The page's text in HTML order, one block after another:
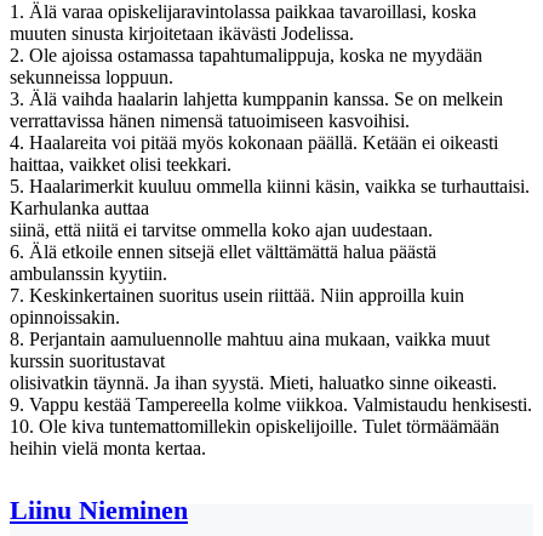
1. Älä varaa opiskelijaravintolassa paikkaa tavaroillasi, koska
muuten sinusta kirjoitetaan ikävästi Jodelissa.
2. Ole ajoissa ostamassa tapahtumalippuja, koska ne myydään
sekunneissa loppuun.
3. Älä vaihda haalarin lahjetta kumppanin kanssa. Se on melkein
verrattavissa hänen nimensä tatuoimiseen kasvoihisi.
4. Haalareita voi pitää myös kokonaan päällä. Ketään ei oikeasti
haittaa, vaikket olisi teekkari.
5. Haalarimerkit kuuluu ommella kiinni käsin, vaikka se turhauttaisi.
Karhulanka auttaa
siinä, että niitä ei tarvitse ommella koko ajan uudestaan.
6. Älä etkoile ennen sitsejä ellet välttämättä halua päästä
ambulanssin kyytiin.
7. Keskinkertainen suoritus usein riittää. Niin approilla kuin
opinnoissakin.
8. Perjantain aamuluennolle mahtuu aina mukaan, vaikka muut
kurssin suoritustavat
olisivatkin täynnä. Ja ihan syystä. Mieti, haluatko sinne oikeasti.
9. Vappu kestää Tampereella kolme viikkoa. Valmistaudu henkisesti.
10. Ole kiva tuntemattomillekin opiskelijoille. Tulet törmäämään
heihin vielä monta kertaa.
Liinu Nieminen